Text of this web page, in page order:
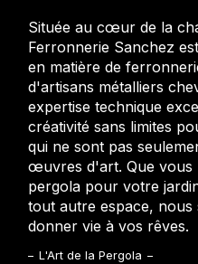
Située au cœur de la
Ferronnerie Sanchez
en matière de
d'artisans métalliers
expertise technique
créativité sans limites
qui ne sont pas
œuvres d'art. Que vous
pergola pour votre
tout autre espace, nous
donner vie à vos rêves.
L'Art de la Pergola